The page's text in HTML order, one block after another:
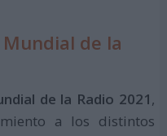
de la
de la Radio 2021,
a los distintos